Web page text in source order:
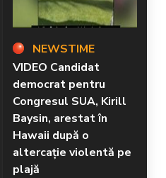
NEWSTIME
VIDEO Candidat
democrat pentru
Congresul SUA, Kirill
Baysin, arestat în
Hawaii după o
altercație violentă pe
plajă